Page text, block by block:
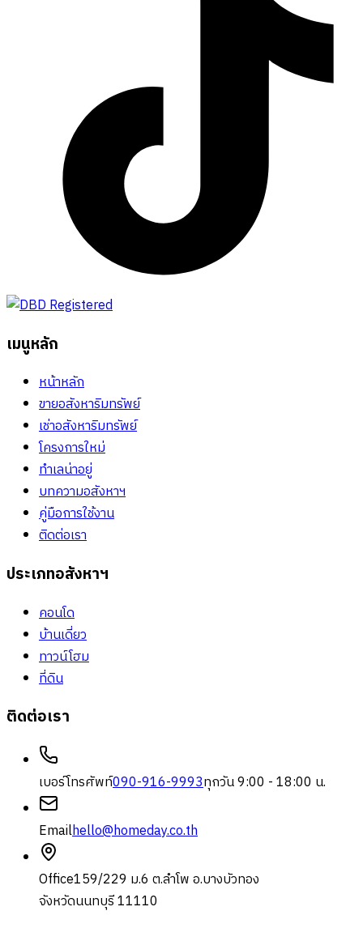
เมนูหลัก
หน้าหลัก
ขายอสังหาริมทรัพย์
เช่าอสังหาริมทรัพย์
โครงการใหม่
ทำเลน่าอยู่
บทความอสังหาฯ
คู่มือการใช้งาน
ติดต่อเรา
ประเภทอสังหาฯ
คอนโด
บ้านเดี่ยว
ทาวน์โฮม
ที่ดิน
ติดต่อเรา
เบอร์โทรศัพท์090-916-9993ทุกวัน 9:00 - 18:00 น.
Emailhello@homeday.co.th
Office159/229 ม.6 ต.ลำโพ อ.บางบัวทอง
จังหวัดนนทบุรี 11110